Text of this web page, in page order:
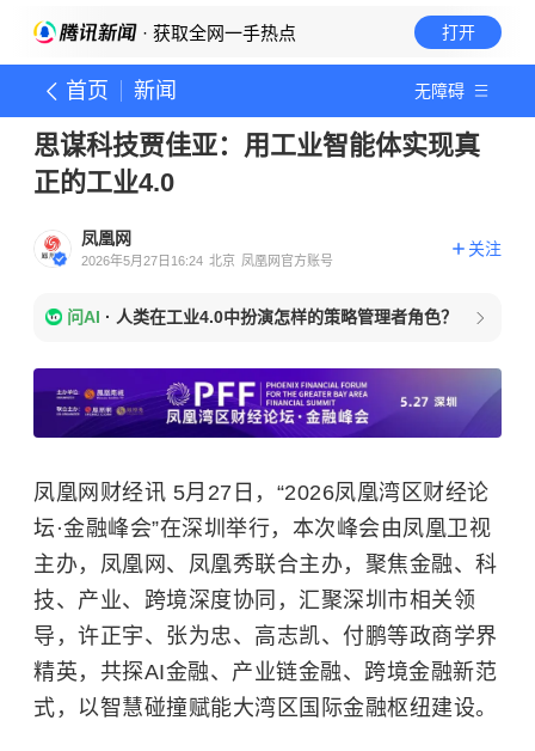
· 获取全网一手热点 打开
首页 新闻 无障碍
思谋科技贾佳亚：用工业智能体实现真
正的工业4.0
凤凰网
2026年5月27日16:24 北京 凤凰网官方账号
关注
问AI · 人类在工业4.0中扮演怎样的策略管理者角色？
凤凰网财经讯 5月27日，“2026凤凰湾区财经论
坛·金融峰会”在深圳举行，本次峰会由凤凰卫视
主办，凤凰网、凤凰秀联合主办，聚焦金融、科
技、产业、跨境深度协同，汇聚深圳市相关领
导，许正宇、张为忠、高志凯、付鹏等政商学界
精英，共探AI金融、产业链金融、跨境金融新范
式，以智慧碰撞赋能大湾区国际金融枢纽建设。